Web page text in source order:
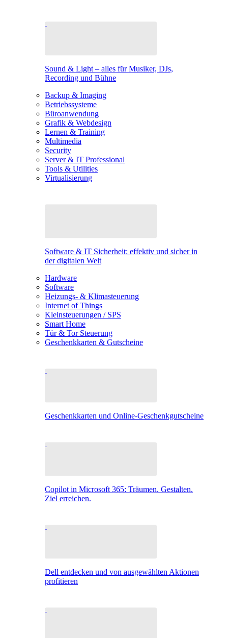
Sound & Light – alles für Musiker, DJs,
Recording und Bühne
Backup & Imaging
Betriebssysteme
Büroanwendung
Grafik & Webdesign
Lernen & Training
Multimedia
Security
Server & IT Professional
Tools & Utilities
Virtualisierung
Software & IT Sicherheit: effektiv und sicher in
der digitalen Welt
Hardware
Software
Heizungs- & Klimasteuerung
Internet of Things
Kleinsteuerungen / SPS
Smart Home
Tür & Tor Steuerung
Geschenkkarten & Gutscheine
Geschenkkarten und Online-Geschenkgutscheine
Copilot in Microsoft 365: Träumen. Gestalten.
Ziel erreichen.
Dell entdecken und von ausgewählten Aktionen
profitieren